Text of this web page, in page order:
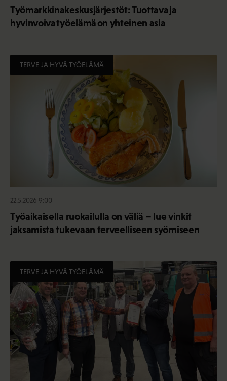
Työmarkkinakeskusjärjestöt: Tuottava ja
hyvinvoiva työelämä on yhteinen asia
TERVE JA HYVÄ TYÖELÄMÄ
22.5.2026 9:00
Työaikaisella ruokailulla on väliä – lue vinkit
jaksamista tukevaan terveelliseen syömiseen
TERVE JA HYVÄ TYÖELÄMÄ